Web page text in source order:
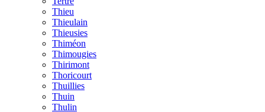
Thieu
Thieulain
Thieusies
Thiméon
Thimougies
Thirimont
Thoricourt
Thuillies
Thuin
Thulin